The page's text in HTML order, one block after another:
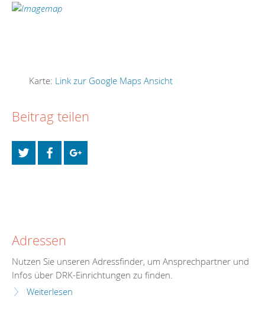
Karte: Link zur Google Maps Ansicht
Beitrag teilen
Adressen
Nutzen Sie unseren Adressfinder, um Ansprechpartner und
Infos über DRK-Einrichtungen zu finden.
Weiterlesen